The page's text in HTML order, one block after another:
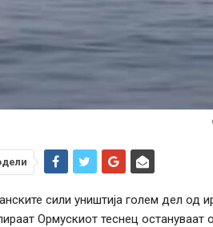
сили уништија голем дел од
Ормускиот теснец остануваат